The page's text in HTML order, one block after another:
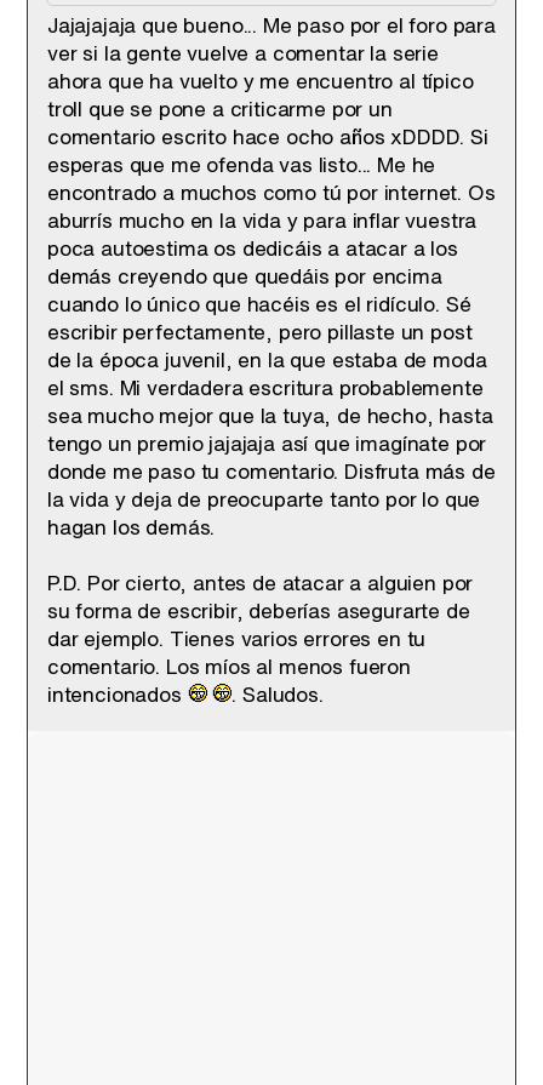
Jajajajaja que bueno... Me paso por el foro para
ver si la gente vuelve a comentar la serie
ahora que ha vuelto y me encuentro al típico
troll que se pone a criticarme por un
comentario escrito hace ocho años xDDDD. Si
esperas que me ofenda vas listo... Me he
encontrado a muchos como tú por internet. Os
aburrís mucho en la vida y para inflar vuestra
poca autoestima os dedicáis a atacar a los
demás creyendo que quedáis por encima
cuando lo único que hacéis es el ridículo. Sé
escribir perfectamente, pero pillaste un post
de la época juvenil, en la que estaba de moda
el sms. Mi verdadera escritura probablemente
sea mucho mejor que la tuya, de hecho, hasta
tengo un premio jajajaja así que imagínate por
donde me paso tu comentario. Disfruta más de
la vida y deja de preocuparte tanto por lo que
hagan los demás.
P.D. Por cierto, antes de atacar a alguien por
su forma de escribir, deberías asegurarte de
dar ejemplo. Tienes varios errores en tu
comentario. Los míos al menos fueron
intencionados
. Saludos.